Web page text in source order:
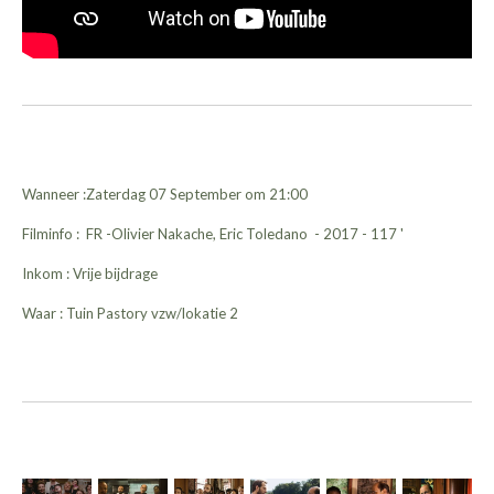
Wanneer :Zaterdag 07 September om 21:00
Filminfo : FR -Olivier Nakache, Eric Toledano - 2017 - 117 '
Inkom : Vrije bijdrage
Waar : Tuin Pastory vzw/lokatie 2